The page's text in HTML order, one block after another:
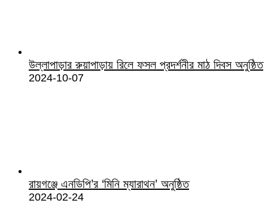
উল্লাপাড়ার রুয়াপাড়ায় রিলে ফসল প্রদর্শনীর মাঠ দিবস অনুষ্ঠিত
2024-10-07
রায়গঞ্জে এনডিপি’র ‘মিনি ম্যারাথন’ অনুষ্ঠিত
2024-02-24